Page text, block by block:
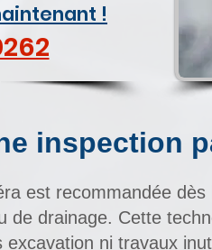
!
inspection
est recommandée
de drainage. Cette
excavation ni travaux